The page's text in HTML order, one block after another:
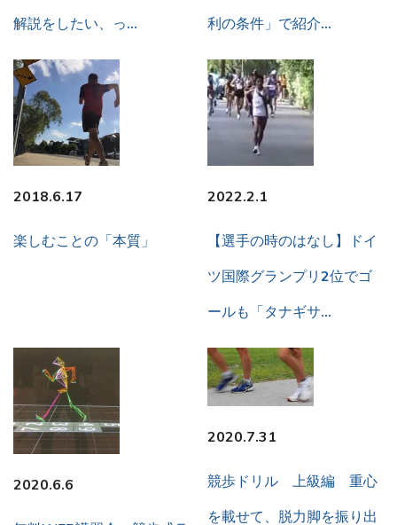
解説をしたい、っ…
利の条件」で紹介…
2018.6.17
楽しむことの「本質」
2022.2.1
【選手の時のはなし】ドイ
ツ国際グランプリ2位でゴ
ールも「タナギサ…
2020.6.6
2020.7.31
競歩ドリル 上級編 重心
を載せて、脱力脚を振り出